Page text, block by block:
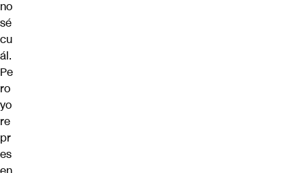
no
sé
cu
ál.
Pe
ro
yo
re
pr
es